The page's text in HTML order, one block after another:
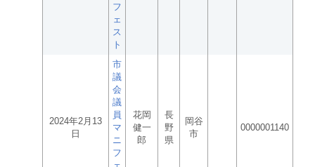
フ
ェ
ス
ト
2024年2月13
日
市
議
会
議
員
マ
ニ
フ
花岡
健一
郎
長
野
県
岡谷
市
0000001140